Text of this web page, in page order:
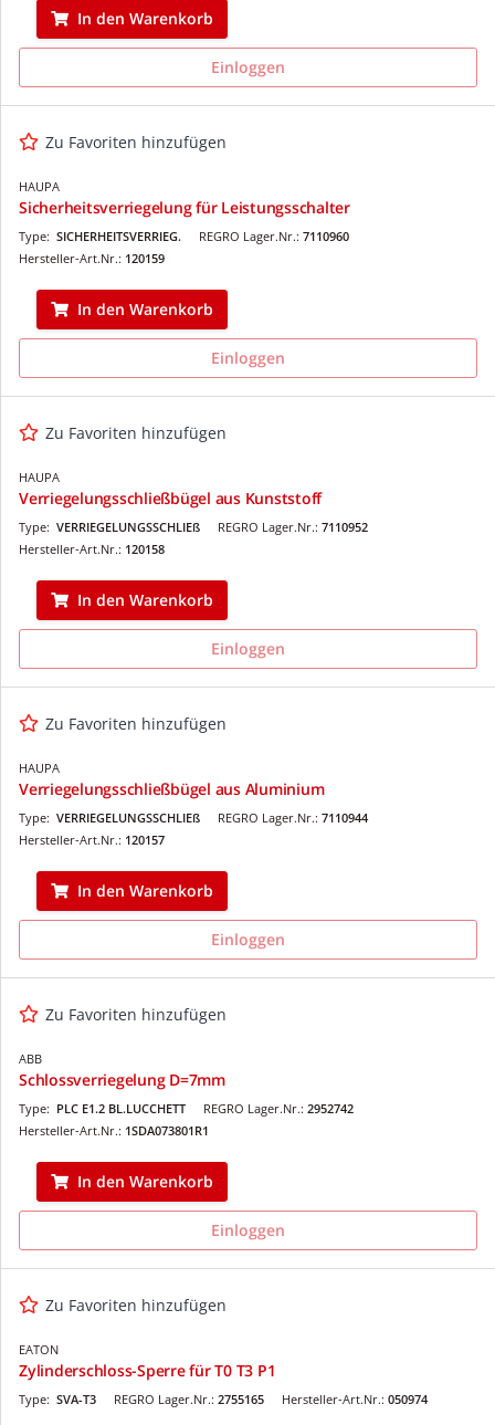
In den Warenkorb
Einloggen
Zu Favoriten hinzufügen
HAUPA
Sicherheitsverriegelung für Leistungsschalter
REGRO Lager.Nr.: 7110960
Type: SICHERHEITSVERRIEG.
Hersteller-Art.Nr.: 120159
In den Warenkorb
Einloggen
Zu Favoriten hinzufügen
HAUPA
Verriegelungsschließbügel aus Kunststoff
REGRO Lager.Nr.: 7110952
Type: VERRIEGELUNGSSCHLIEß
Hersteller-Art.Nr.: 120158
In den Warenkorb
Einloggen
Zu Favoriten hinzufügen
HAUPA
Verriegelungsschließbügel aus Aluminium
REGRO Lager.Nr.: 7110944
Type: VERRIEGELUNGSSCHLIEß
Hersteller-Art.Nr.: 120157
In den Warenkorb
Einloggen
Zu Favoriten hinzufügen
ABB
Schlossverriegelung D=7mm
REGRO Lager.Nr.: 2952742
Type: PLC E1.2 BL.LUCCHETT
Hersteller-Art.Nr.: 1SDA073801R1
In den Warenkorb
Einloggen
Zu Favoriten hinzufügen
EATON
Zylinderschloss-Sperre für T0 T3 P1
REGRO Lager.Nr.: 2755165
Type: SVA-T3 Hersteller-Art.Nr.: 050974